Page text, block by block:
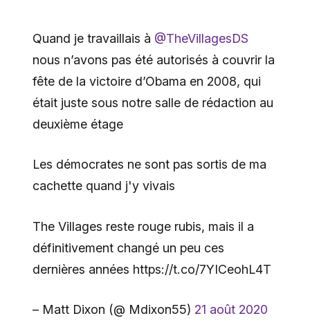
Quand je travaillais à @TheVillagesDS
nous n’avons pas été autorisés à couvrir la
fête de la victoire d’Obama en 2008, qui
était juste sous notre salle de rédaction au
deuxième étage
Les démocrates ne sont pas sortis de ma
cachette quand j'y vivais
The Villages reste rouge rubis, mais il a
définitivement changé un peu ces
dernières années https://t.co/7YICeohL4T
– Matt Dixon (@ Mdixon55) 21 août 2020